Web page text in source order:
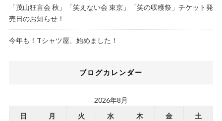
「茂山狂言会 秋」「笑えない会 東京」「笑の収穫祭」チケット発
売日のお知らせ！
今年も！Tシャツ屋、始めました！
ブログカレンダー
2026年8月
日
月 火 水 木 金 土